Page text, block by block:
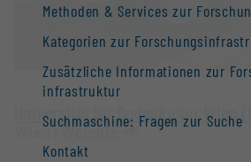
Methoden & Services zur
Kategorien zur
Zusätzliche Informationen zur
infrastruktur
Suchmaschine: Fragen zur Suche
Kontakt
Universität für Bodenkultur Wien
Wien |Website